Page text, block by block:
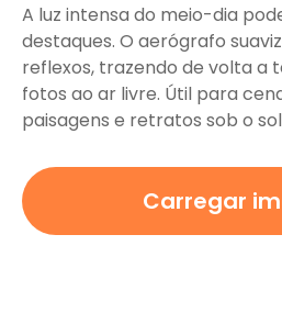
A luz intensa do meio-dia
destaques. O aerógrafo
reflexos, trazendo de volta a
fotos ao ar livre. Útil para
paisagens e retratos sob o
Carregar